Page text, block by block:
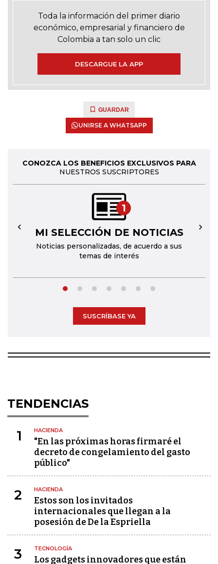
Toda la información del primer diario
económico, empresarial y financiero de
Colombia a tan solo un clic
DESCARGUE LA APP
GUARDAR
UNIRSE A WHATSAPP
CONOZCA LOS BENEFICIOS EXCLUSIVOS PARA
NUESTROS SUSCRIPTORES
1
MI SELECCIÓN DE NOTICIAS
Noticias personalizadas, de acuerdo a sus
temas de interés
← →
SUSCRÍBASE YA
TENDENCIAS
1 HACIENDA
"En las próximas horas firmaré el
decreto de congelamiento del gasto
público"
2 HACIENDA
Estos son los invitados
internacionales que llegan a la
posesión de De la Espriella
3 TECNOLOGÍA
Los gadgets innovadores que están